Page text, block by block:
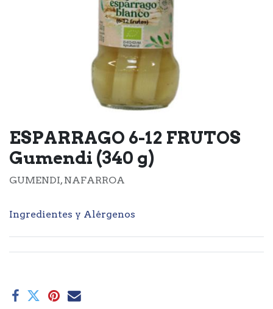
ESPARRAGO 6-12 FRUTOS
Gumendi (340 g)
GUMENDI, NAFARROA
Ingredientes y Alérgenos